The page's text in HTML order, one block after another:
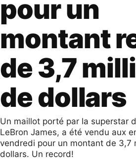
pour un
montant
de 3,7
de dollars
Un maillot porté par la superstar
LeBron James, a été vendu aux
vendredi pour un montant de 3,7
dollars. Un record!